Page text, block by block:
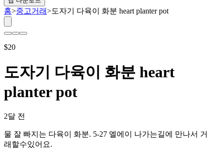
홈>중고거래>도자기 다육이 화분 heart planter pot
$20
도자기 다육이 화분 heart
planter pot
2달 전
물 잘 빠지는 다육이 화분. 5-27 엘에이 나가는길에 만나서 거
래할수있어요.